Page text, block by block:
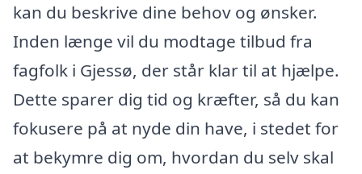
kan du beskrive dine behov og ønsker.
Inden længe vil du modtage tilbud fra
fagfolk i Gjessø, der står klar til at hjælpe.
Dette sparer dig tid og kræfter, så du kan
fokusere på at nyde din have, i stedet for
at bekymre dig om, hvordan du selv skal